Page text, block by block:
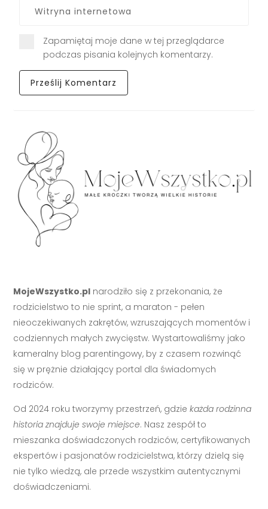
Zapamiętaj moje dane w tej przeglądarce
podczas pisania kolejnych komentarzy.
MojeWszystko.pl narodziło się z przekonania, że
rodzicielstwo to nie sprint, a maraton - pełen
nieoczekiwanych zakrętów, wzruszających momentów i
codziennych małych zwycięstw. Wystartowaliśmy jako
kameralny blog parentingowy, by z czasem rozwinąć
się w prężnie działający portal dla świadomych
rodziców.
Od 2024 roku tworzymy przestrzeń, gdziekażda rodzinna
historia znajduje swoje miejsce. Nasz zespół to
mieszanka doświadczonych rodziców, certyfikowanych
ekspertów i pasjonatów rodzicielstwa, którzy dzielą się
nie tylko wiedzą, ale przede wszystkim autentycznymi
doświadczeniami.